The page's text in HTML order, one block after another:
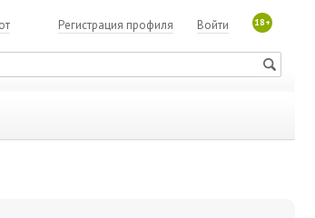
18+
Войти
Регистрация профиля